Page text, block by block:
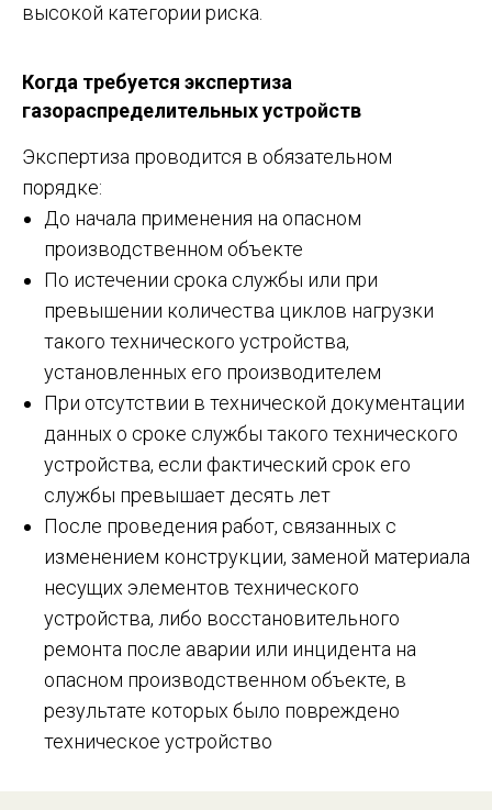
высокой категории риска.
Когда требуется экспертиза
газораспределительных устройств
Экспертиза проводится в обязательном
порядке:
До начала применения на опасном
производственном объекте
По истечении срока службы или при
превышении количества циклов нагрузки
такого технического устройства,
установленных его производителем
При отсутствии в технической документации
данных о сроке службы такого технического
устройства, если фактический срок его
службы превышает десять лет
После проведения работ, связанных с
изменением конструкции, заменой материала
несущих элементов технического
устройства, либо восстановительного
ремонта после аварии или инцидента на
опасном производственном объекте, в
результате которых было повреждено
техническое устройство